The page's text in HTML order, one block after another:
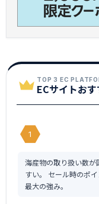
TOP 3 EC
ECサイトお
1
海産物の取り扱い数
すい。 セール時のポ
最大の強み。